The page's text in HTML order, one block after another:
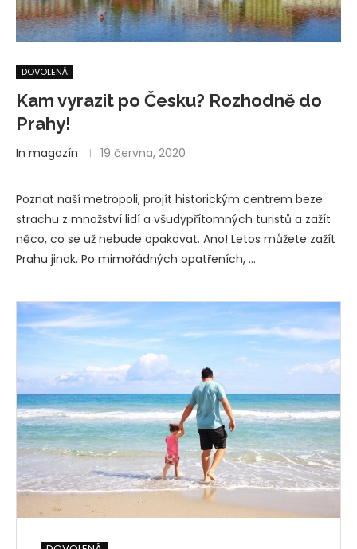
DOVOLENÁ
Kam vyrazit po Česku? Rozhodně do
Prahy!
In magazín 19 června, 2020
Poznat naší metropoli, projít historickým centrem beze
strachu z množství lidí a všudypřítomných turistů a zažít
něco, co se už nebude opakovat. Ano! Letos můžete zažít
Prahu jinak. Po mimořádných opatřeních, …